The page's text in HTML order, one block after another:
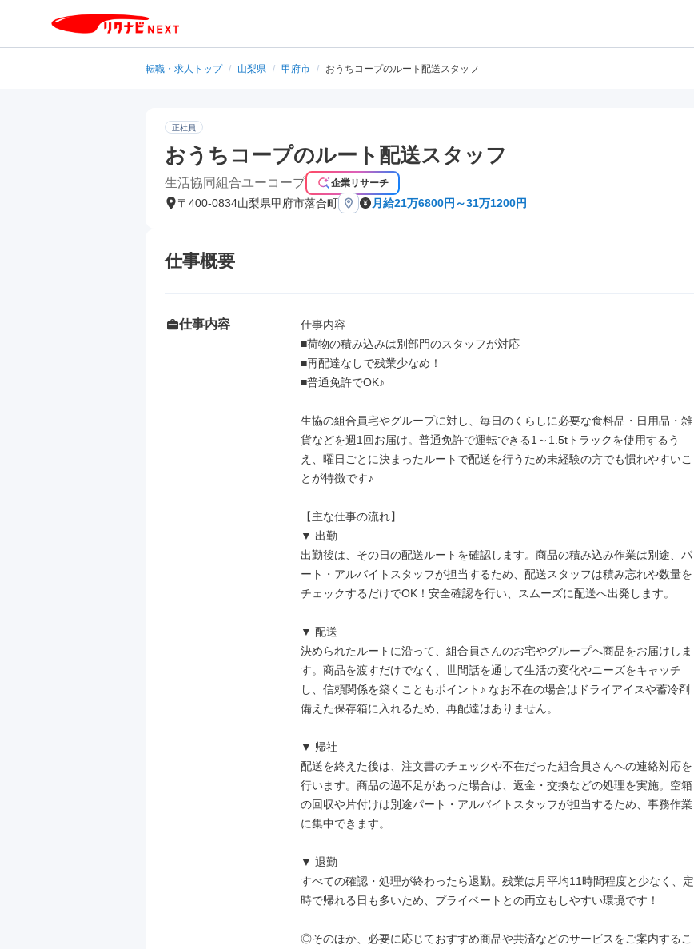
転職・求人トップ / 山梨県 / 甲府市 / おうちコープのルート配送スタッフ
正社員
おうちコープのルート配送スタッフ
生活協同組合ユーコープ 企業リサーチ
〒400-0834山梨県甲府市落合町 月給21万6800円～31万1200円
仕事概要
仕事内容
仕事内容
■荷物の積み込みは別部門のスタッフが対応
■再配達なしで残業少なめ！
■普通免許でOK♪
生協の組合員宅やグループに対し、毎日のくらしに必要な食料品・日用品・雑
貨などを週1回お届け。普通免許で運転できる1～1.5tトラックを使用するう
え、曜日ごとに決まったルートで配送を行うため未経験の方でも慣れやすいこ
とが特徴です♪
【主な仕事の流れ】
▼ 出勤
出勤後は、その日の配送ルートを確認します。商品の積み込み作業は別途、パ
ート・アルバイトスタッフが担当するため、配送スタッフは積み忘れや数量を
チェックするだけでOK！安全確認を行い、スムーズに配送へ出発します。
▼ 配送
決められたルートに沿って、組合員さんのお宅やグループへ商品をお届けしま
す。商品を渡すだけでなく、世間話を通して生活の変化やニーズをキャッチ
し、信頼関係を築くこともポイント♪ なお不在の場合はドライアイスや蓄冷剤
備えた保存箱に入れるため、再配達はありません。
▼ 帰社
配送を終えた後は、注文書のチェックや不在だった組合員さんへの連絡対応を
行います。商品の過不足があった場合は、返金・交換などの処理を実施。空箱
の回収や片付けは別途パート・アルバイトスタッフが担当するため、事務作業
に集中できます。
▼ 退勤
すべての確認・処理が終わったら退勤。残業は月平均11時間程度と少なく、定
時で帰れる日も多いため、プライベートとの両立もしやすい環境です！
◎そのほか、必要に応じておすすめ商品や共済などのサービスをご案内するこ